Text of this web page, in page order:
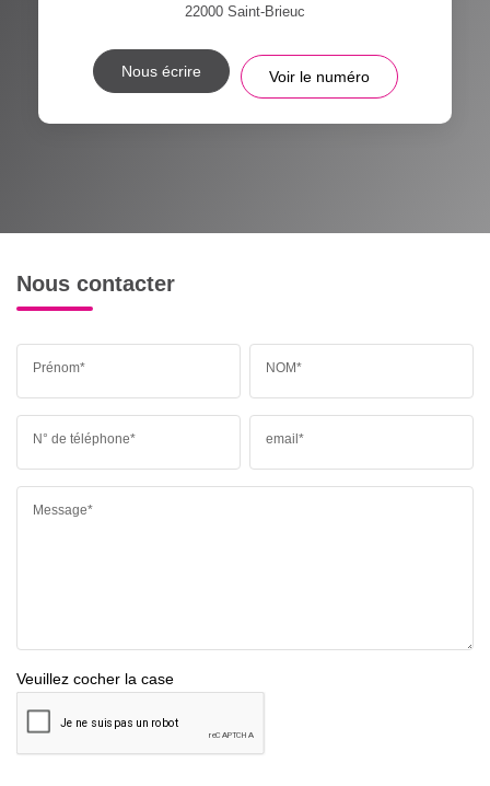
22000 Saint-Brieuc
Nous écrire Voir le numéro
Nous contacter
Prénom* NOM*
N° de téléphone* email*
Message*
Veuillez cocher la case